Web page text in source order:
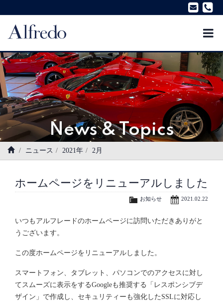
News & Topics
ニュース 2021年 2月
ホームページをリニューアルしました
2021.02.22
お知らせ
いつもアルフレードのホームページに訪問いただきありがと
うございます。
この度ホームページをリニューアルしました。
スマートフォン、タブレット、パソコンでのアクセスに対し
てスムーズに表示をするGoogleも推奨する「レスポンシブデ
ザイン」で作成し、セキュリティーも強化したSSLに対応し